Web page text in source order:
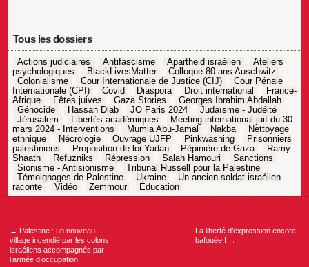
Tous les dossiers
Actions judiciaires Antifascisme Apartheid israélien
Ateliers
psychologiques
BlackLivesMatter
Colloque 80 ans Auschwitz
Colonialisme
Cour Internationale de Justice (CIJ)
Cour Pénale
Internationale (CPI)
Covid Diaspora Droit international
France-
Afrique
Fêtes juives Gaza Stories
Georges Ibrahim Abdallah
Génocide
Hassan Diab JO Paris 2024
Judaïsme - Judéité
Jérusalem
Libertés académiques
Meeting international juif du 30
mars 2024 - Interventions
Mumia Abu-Jamal Nakba
Nettoyage
ethnique
Nécrologie Ouvrage UJFP Pinkwashing
Prisonniers
palestiniens
Proposition de loi Yadan Pépinière de Gaza
Ramy
Shaath
Refuzniks Répression Salah Hamouri
Sanctions
Sionisme - Antisionisme
Tribunal Russell pour la Palestine
Témoignages de Palestine
Ukraine
Un ancien soldat israélien
raconte
Vidéo Zemmour Éducation
Navigation
← Palestine : un nouveau
village incendié par les colons
israéliens accompagnés par
l’armée d’occupation
La liberté d’expression encore
bafouée ! →